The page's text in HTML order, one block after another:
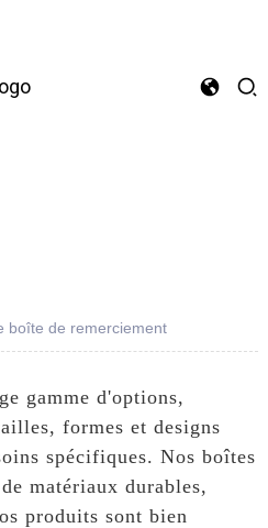
boîte de remerciement
gamme d'options,
formes et designs
spécifiques. Nos boîtes
matériaux durables,
produits sont bien